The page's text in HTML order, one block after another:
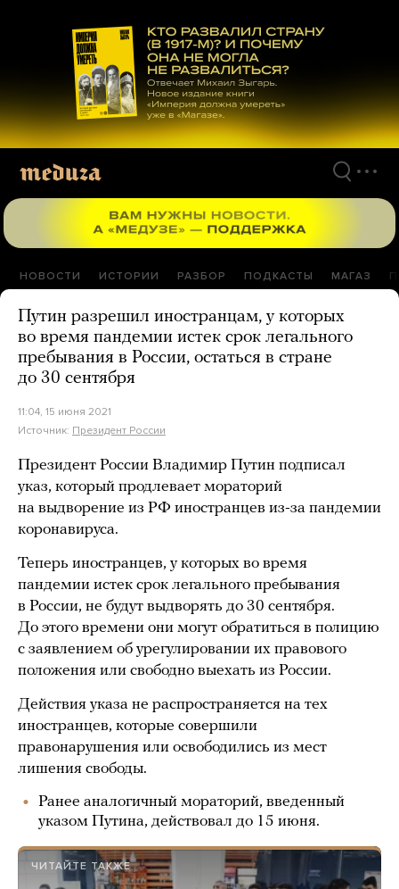
материалам
НОВОСТИ ИСТОРИИ РАЗБОР ПОДКАСТЫ МАГАЗ
Путин разрешил иностранцам, у которых
во время пандемии истек срок легального
пребывания в России, остаться в стране
до 30 сентября
11:04, 15 июня 2021
Источник: Президент России
Президент России Владимир Путин подписал
указ, который продлевает мораторий
на выдворение из РФ иностранцев из-за пандемии
коронавируса.
Теперь иностранцев, у которых во время
пандемии истек срок легального пребывания
в России, не будут выдворять до 30 сентября.
До этого времени они могут обратиться в полицию
с заявлением об урегулировании их правового
положения или свободно выехать из России.
Действия указа не распространяется на тех
иностранцев, которые совершили
правонарушения или освободились из мест
лишения свободы.
Ранее аналогичный мораторий, введенный
указом Путина, действовал до 15 июня.
ЧИТАЙТЕ ТАКЖЕ